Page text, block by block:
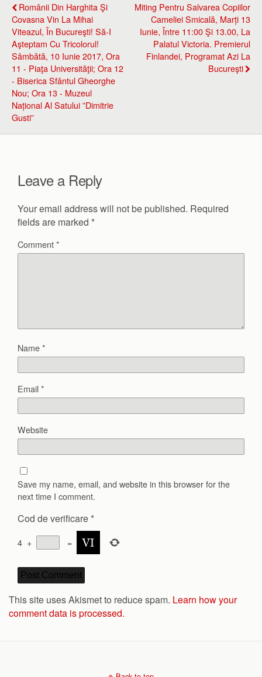
Românii Din Harghita Şi
Covasna Vin La Mihai
Viteazul, În Bucureşti! Să-I
Aşteptam Cu Tricolorul!
Sâmbătă, 10 Iunie 2017, Ora
11 - Piaţa Universităţii; Ora 12
- Biserica Sfântul Gheorghe
Nou; Ora 13 - Muzeul
Național Al Satului ”Dimitrie
Gusti”
Miting Pentru Salvarea Copiilor
Cameliei Smicală, Marți 13
Iunie, Între 11:00 Şi 13.00, La
Palatul Victoria. Premierul
Finlandei, Programat Azi La
Bucureşti
Leave a Reply
Your email address will not be published. Required
fields are marked *
Comment*
Name*
Email*
Website
Save my name, email, and website in this browser for the
next time I comment.
Cod de verificare *
4 + =
This site uses Akismet to reduce spam. Learn how your
comment data is processed.